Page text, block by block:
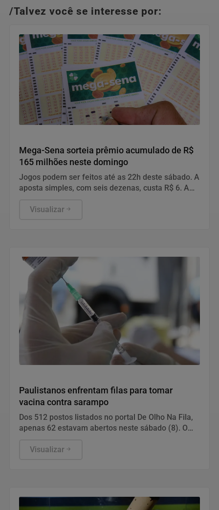
/Talvez você se interesse por:
Mega-Sena sorteia prêmio acumulado de R$
165 milhões neste domingo
Jogos podem ser feitos até as 22h deste sábado. A
aposta simples, com seis dezenas, custa R$ 6. A
Visualizar
Paulistanos enfrentam filas para tomar
vacina contra sarampo
Dos 512 postos listados no portal De Olho Na Fila,
apenas 62 estavam abertos neste sábado (8). O
segunda a sexta-feira.
Visualizar